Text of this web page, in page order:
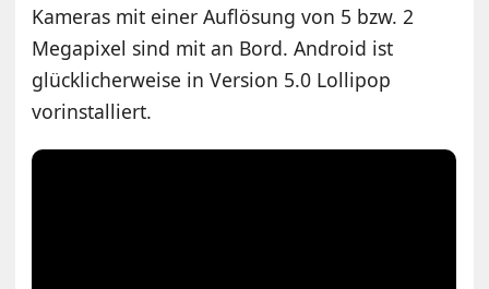
Kameras mit einer Auflösung von 5 bzw. 2
Megapixel sind mit an Bord. Android ist
glücklicherweise in Version 5.0 Lollipop
vorinstalliert.